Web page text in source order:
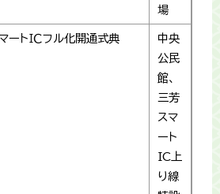
場
ートＩＣフル化開通式典
中央
公民
館、
三芳
スマ
ート
IC上
り線